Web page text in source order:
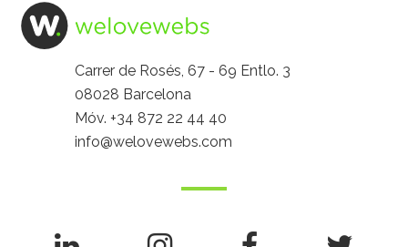
Carrer de Rosés, 67 - 69 Entlo. 3
08028 Barcelona
Móv.+34 872 22 44 40
info@welovewebs.com